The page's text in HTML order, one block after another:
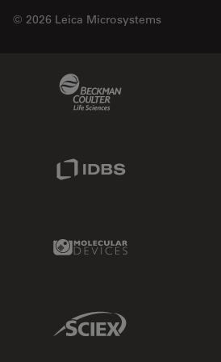
© 2026 Leica Microsystems
Molecular Devices Link
Sciex Link